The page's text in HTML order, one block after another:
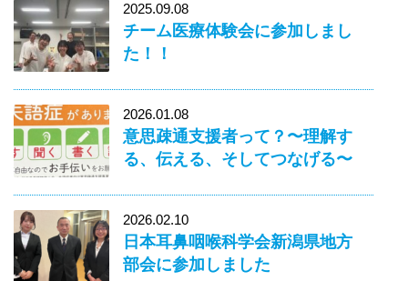
2025.09.08
チーム医療体験会に参加しまし
た！！
2026.01.08
意思疎通支援者って？〜理解す
る、伝える、そしてつなげる〜
2026.02.10
日本耳鼻咽喉科学会新潟県地方
部会に参加しました